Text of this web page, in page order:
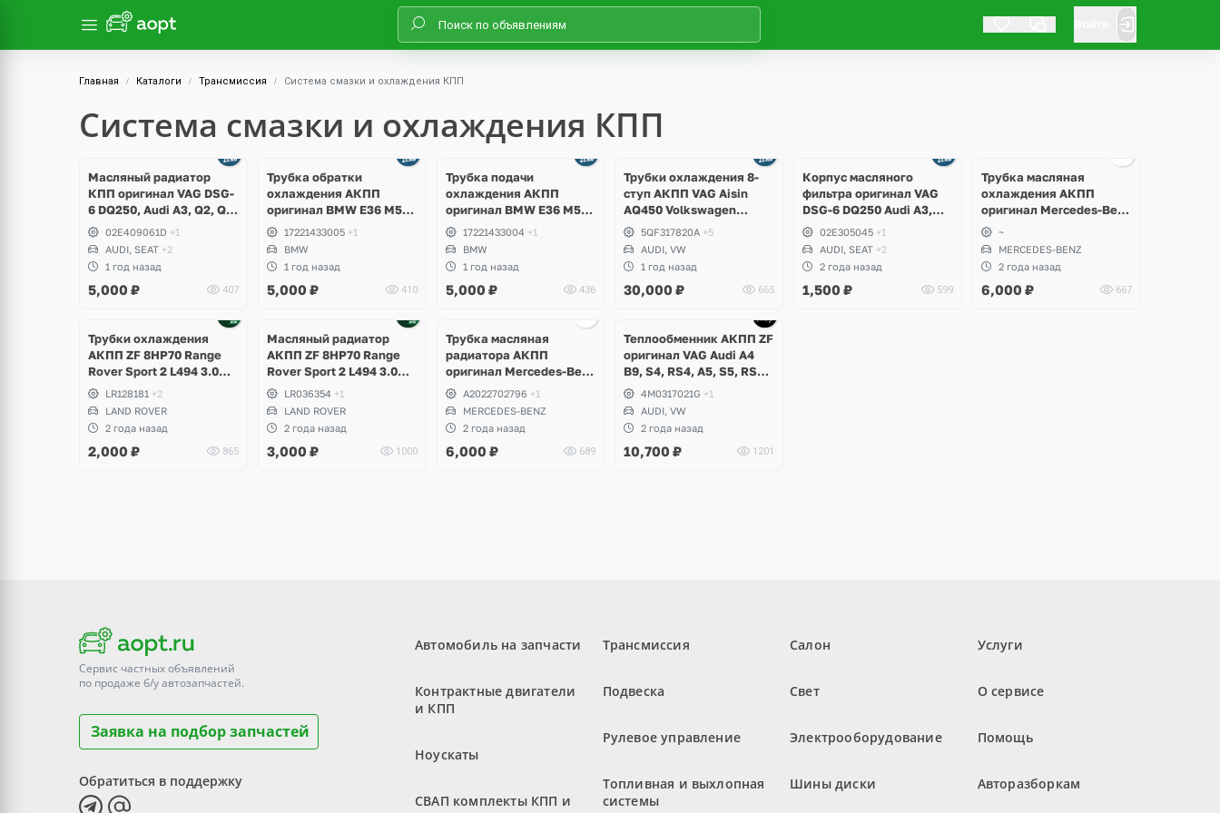
Главная Каталоги Трансмиссия Система смазки и охлаждения КПП
Система смазки и охлаждения КПП
Масляный радиатор
КПП оригинал VAG DSG-
6 DQ250, Audi A3, Q2, Q3,
TT, Volkswagen Tiguan,
Arteon, Golf 7 GTI,
Scirocco, Passat B8, CC,
T-Roc, Skoda Octavia A7
RS, Kodiaq, Karoq,
02E409061D +1
AUDI, SEAT +2
1 год назад
5,000 ₽ 407
Трубка обратки
охлаждения АКПП
оригинал BMW E36 M50,
M52, 320i, 323i, 325i,
328i
17221433005 +1
BMW
1 год назад
5,000 ₽ 410
Трубка подачи
охлаждения АКПП
оригинал BMW E36 M50,
M52, 320i, 323i, 325i,
328i
17221433004 +1
BMW
1 год назад
5,000 ₽ 436
Трубки охлаждения 8-
ступ АКПП VAG Aisin
AQ450 Volkswagen
Tiguan Allspace, Audi Q3
USA
5QF317820A +5
AUDI, VW
1 год назад
30,000 ₽ 665
Корпус масляного
фильтра оригинал VAG
DSG-6 DQ250 Audi A3,
S3, TT, TTS, Skoda
Octavia, Superb, Yeti,
Kodiaq, Karoq,
Volkswagen Golf 5, 6,
Scirocco, Passat B6, B7,
02E305045 +1
AUDI, SEAT +2
2 года назад
1,500 ₽ 599
Трубка масляная
охлаждения АКПП
оригинал Mercedes-Benz
W202 C-Klass
~
MERCEDES-BENZ
2 года назад
6,000 ₽ 667
Трубки охлаждения
АКПП ZF 8HP70 Range
Rover Sport 2 L494 3.0DT
V6 gen2 Twin-turbo
LR128181 +2
LAND ROVER
2 года назад
2,000 ₽ 865
Масляный радиатор
АКПП ZF 8HP70 Range
Rover Sport 2 L494 3.0DT
V6 gen2 Twin-turbo
LR036354 +1
LAND ROVER
2 года назад
3,000 ₽ 1000
Трубка масляная
радиатора АКПП
оригинал Mercedes-Benz
W202 C-Klass
A2022702796 +1
MERCEDES-BENZ
2 года назад
6,000 ₽ 689
Теплообменник АКПП ZF
оригинал VAG Audi A4
B9, S4, RS4, A5, S5, RS5,
A6 C8, S6, RS6, A7, S7,
RS7, A8, S8, Q5, SQ5, Q7,
SQ7, Q8, SQ8, RSQ8,
Volkswagen Touareg 3
4M0317021G +1
AUDI, VW
2 года назад
10,700 ₽ 1201
Сервис частных объявлений
по продаже б/уавтозапчастей.
Заявка на подбор запчастей
Обратиться в поддержку
Автомобиль на запчасти
Контрактные двигатели
и КПП
Ноускаты
СВАП комплекты КПП и
Трансмиссия
Подвеска
Рулевое управление
Топливная и выхлопная
системы
Салон
Свет
Электрооборудование
Шины диски
Услуги
О сервисе
Помощь
Авторазборкам